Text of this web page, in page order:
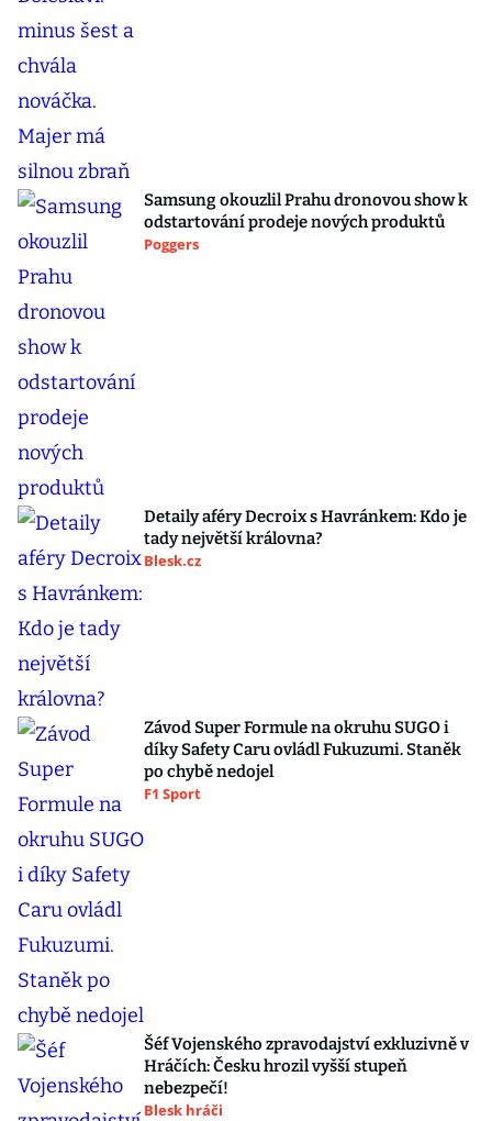
Samsung okouzlil Prahu dronovou show k
odstartování prodeje nových produktů
Poggers
Detaily aféry Decroix s Havránkem: Kdo je
tady největší královna?
Blesk.cz
Závod Super Formule na okruhu SUGO i
díky Safety Caru ovládl Fukuzumi. Staněk
po chybě nedojel
F1 Sport
Šéf Vojenského zpravodajství exkluzivně v
Hráčích: Česku hrozil vyšší stupeň
nebezpečí!
Blesk hráči